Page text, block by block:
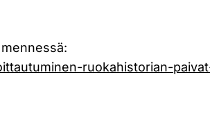
ruokahistorian-